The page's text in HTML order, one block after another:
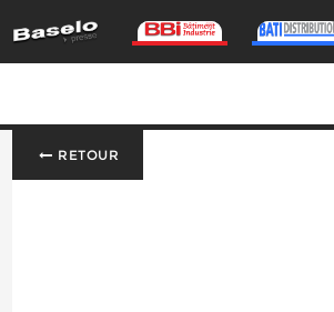
RETOUR